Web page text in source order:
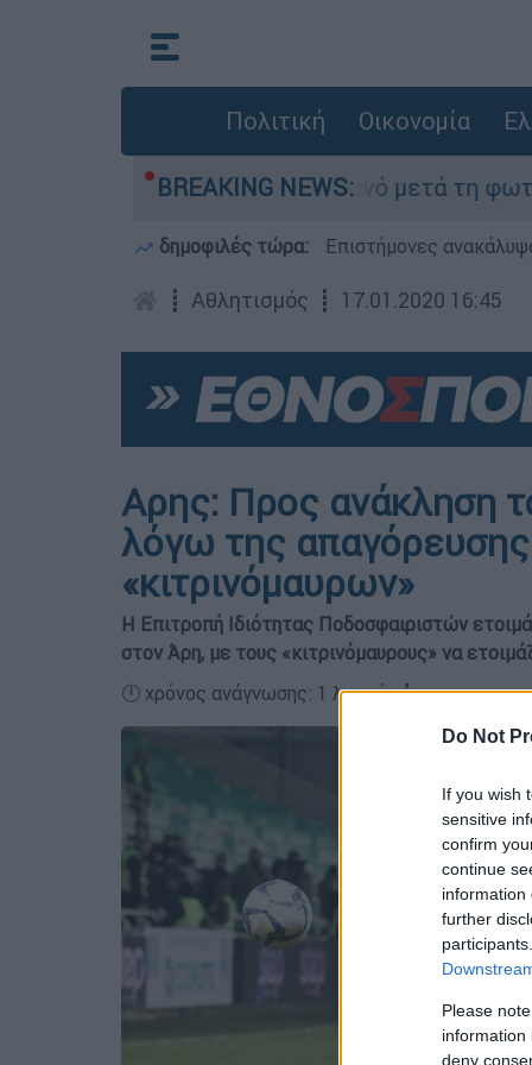
Do Not
If you wish
sensitive
confirm
continue
information
further
Please
information
deny
Πολιτική Οικονομία
BREAKING NEWS:
στο Πόρτο Γερμανό μετά τη φωτιά -
δημοφιλές τώρα: Επιστήμονες
┋ Αθλητισμός ┋ 17.01.2020 16:45
Αρης: Προς ανάκληση
λόγω της
«κιτρινόμαυρων»
Η Επιτροπή Ιδιότητας Ποδοσφαιριστών
στον Άρη, με τους «κιτρινόμαυρους» να
🕛 χρόνος ανάγνωσης: 1 λεπτό ┋